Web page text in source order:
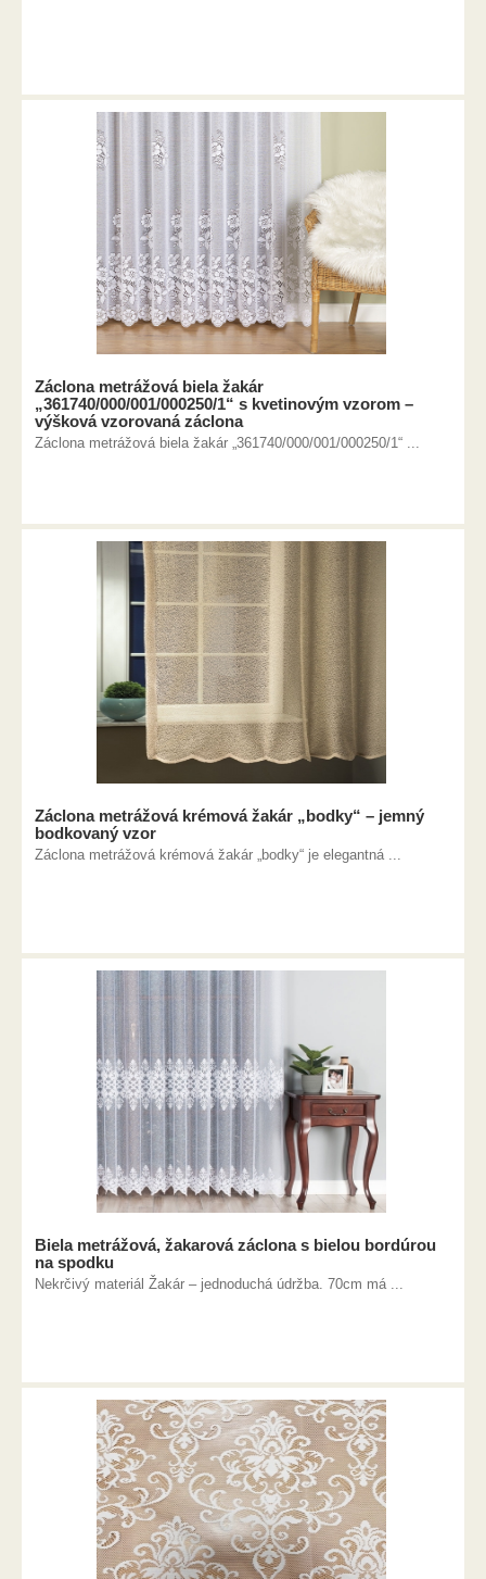
Záclona metrážová biela žakár
„361740/000/001/000250/1“ s kvetinovým vzorom –
výšková vzorovaná záclona
Záclona metrážová biela žakár „361740/000/001/000250/1“ ...
Záclona metrážová krémová žakár „bodky“ – jemný
bodkovaný vzor
Záclona metrážová krémová žakár „bodky“ je elegantná ...
Biela metrážová, žakarová záclona s bielou bordúrou
na spodku
Nekrčivý materiál Žakár – jednoduchá údržba. 70cm má ...